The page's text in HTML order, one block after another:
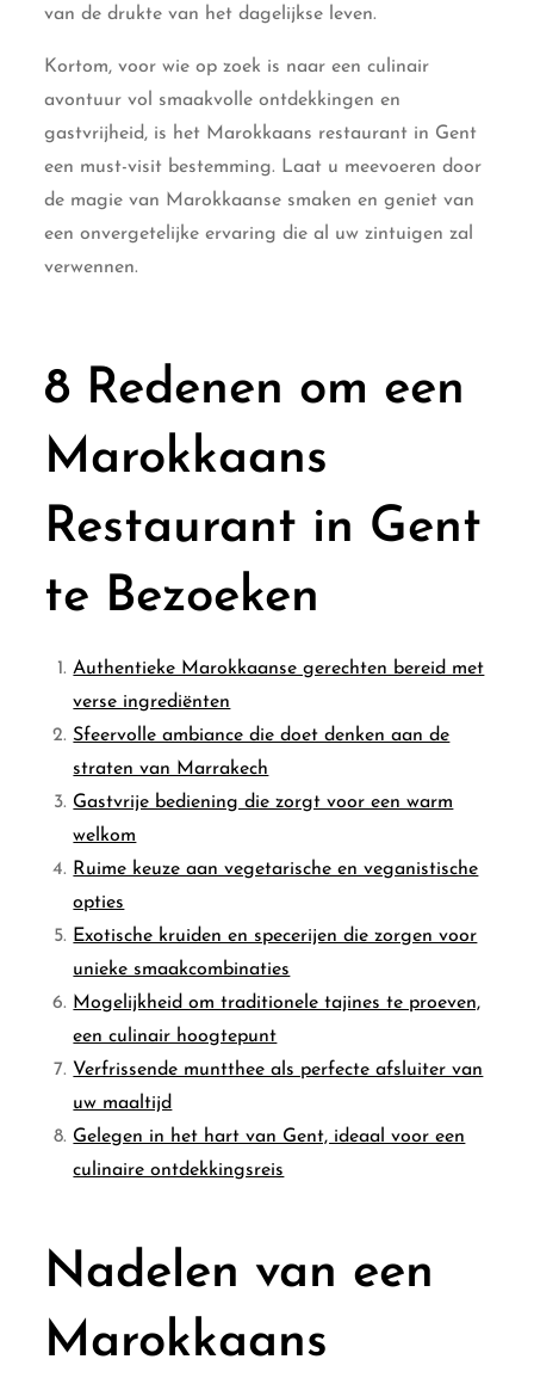
van de drukte van het dagelijkse leven.
Kortom, voor wie op zoek is naar een culinair
avontuur vol smaakvolle ontdekkingen en
gastvrijheid, is het Marokkaans restaurant in Gent
een must-visit bestemming. Laat u meevoeren door
de magie van Marokkaanse smaken en geniet van
een onvergetelijke ervaring die al uw zintuigen zal
verwennen.
8 Redenen om een
Marokkaans
Restaurant in Gent
te Bezoeken
Authentieke Marokkaanse gerechten bereid met
verse ingrediënten
Sfeervolle ambiance die doet denken aan de
straten van Marrakech
Gastvrije bediening die zorgt voor een warm
welkom
Ruime keuze aan vegetarische en veganistische
opties
Exotische kruiden en specerijen die zorgen voor
unieke smaakcombinaties
Mogelijkheid om traditionele tajines te proeven,
een culinair hoogtepunt
Verfrissende muntthee als perfecte afsluiter van
uw maaltijd
Gelegen in het hart van Gent, ideaal voor een
culinaire ontdekkingsreis
Nadelen van een
Marokkaans